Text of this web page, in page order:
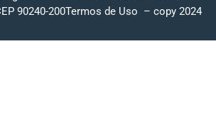
90240-200Termos de Uso – copy 2024